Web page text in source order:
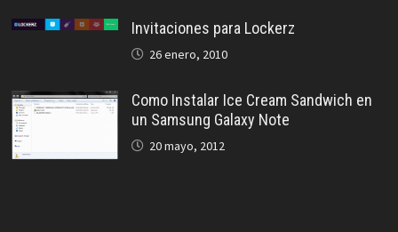
Invitaciones para Lockerz
26 enero, 2010
Como Instalar Ice Cream Sandwich en
un Samsung Galaxy Note
20 mayo, 2012